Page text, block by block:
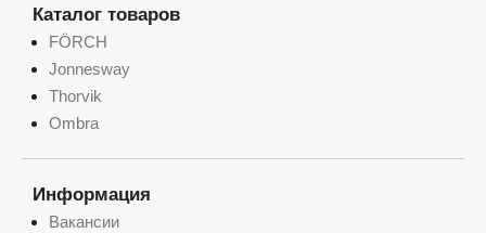
Каталог товаров
FÖRCH
Jonnesway
Thorvik
Ombra
Информация
Вакансии